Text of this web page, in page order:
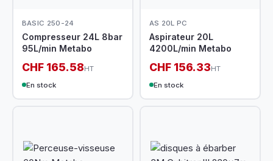
BASIC 250-24
Compresseur 24L 8bar
95L/min Metabo
CHF 165.58HT
En stock
AS 20L PC
Aspirateur 20L
4200L/min Metabo
CHF 156.33HT
En stock